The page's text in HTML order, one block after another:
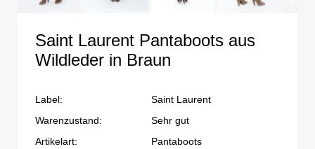
Saint Laurent Pantaboots aus
Wildleder in Braun
Label:
Saint Laurent
Warenzustand:
Sehr gut
Artikelart:
Pantaboots